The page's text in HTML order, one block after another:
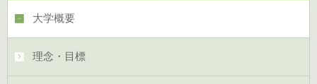
大学概要
理念・目標